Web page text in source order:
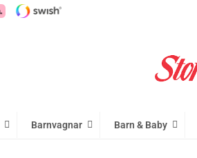
Barnvagnar Barn & Baby